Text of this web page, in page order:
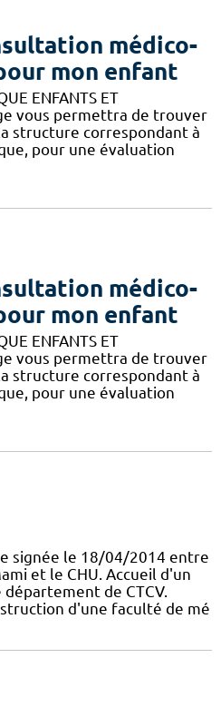
médico-
mon enfant
ENFANTS ET
vous permettra de trouver
structure correspondant à
pour une évaluation
médico-
mon enfant
ENFANTS ET
vous permettra de trouver
structure correspondant à
pour une évaluation
signée le 18/04/2014 entre
et le CHU. Accueil d'un
de CTCV.
d'une faculté de mé